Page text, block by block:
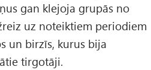
gan klejoja grupās no
uz noteiktiem periodiem
un birzīs, kurus bija
tirgotāji.